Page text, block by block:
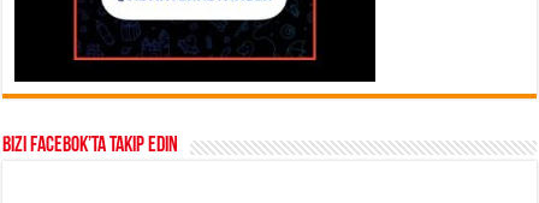
Bizi Facebok’ta takip edin